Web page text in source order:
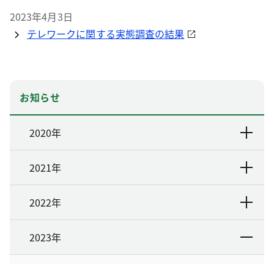
2023年4月3日
テレワークに関する実態調査の結果
お知らせ
2020年
2021年
2022年
2023年